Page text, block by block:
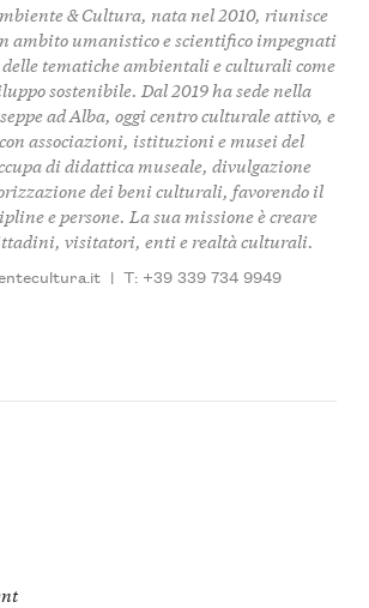
& Cultura, nata nel 2010, riunisce
ambito umanistico e scientifico impegnati
tematiche ambientali e culturali come
sostenibile. Dal 2019 ha sede nella
ad Alba, oggi centro culturale attivo, e
associazioni, istituzioni e musei del
di didattica museale, divulgazione
dei beni culturali, favorendo il
e persone. La sua missione è creare
visitatori, enti e realtà culturali.
| T: +39 339 734 9949